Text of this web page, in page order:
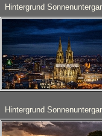
Hintergrund
Hintergrund